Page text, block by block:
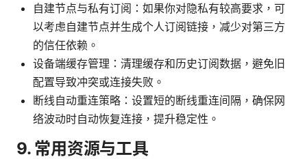
自建节点与私有订阅：如果你对隐私有较高要求，可
以考虑自建节点并生成个人订阅链接，减少对第三方
的信任依赖。
设备端缓存管理：清理缓存和历史订阅数据，避免旧
配置导致冲突或连接失败。
断线自动重连策略：设置短的断线重连间隔，确保网
络波动时自动恢复连接，提升稳定性。
9. 常用资源与工具